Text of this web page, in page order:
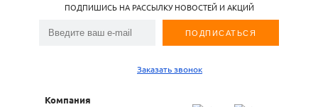
ПОДПИШИСЬ НА РАССЫЛКУ НОВОСТЕЙ И АКЦИЙ
Заказать звонок
Компания